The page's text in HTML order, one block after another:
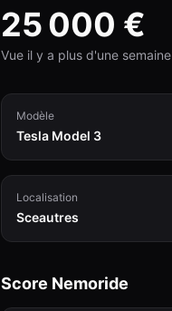
25 000 €
Vue il y a plus d'une semaine
Modèle
Tesla Model 3
Localisation
Sceautres
Score Nemoride